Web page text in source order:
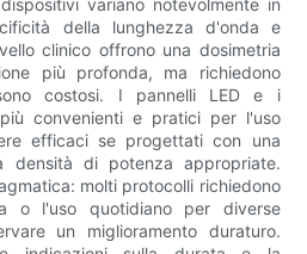
variano notevolmente in
della lunghezza d'onda e
clinico offrono una dosimetria
più profonda, ma richiedono
costosi. I pannelli LED e i
convenienti e pratici per l'uso
efficaci se progettati con una
densità di potenza appropriate.
molti protocolli richiedono
o l'uso quotidiano per diverse
un miglioramento duraturo.